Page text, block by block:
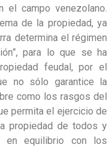
el campo venezolano.
de la propiedad, ya
determina el régimen
para lo que se ha
feudal, por el
no sólo garantice la
como los rasgos del
permita el ejercicio de
propiedad de todos y
en equilibrio con los